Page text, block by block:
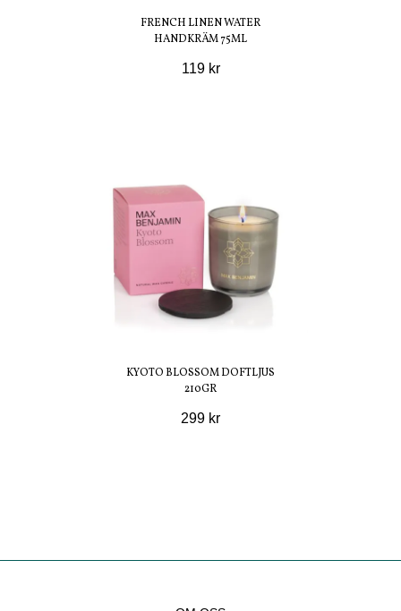
FRENCH LINEN WATER
HANDKRÄM 75ML
119 kr
KYOTO BLOSSOM DOFTLJUS
210GR
299 kr